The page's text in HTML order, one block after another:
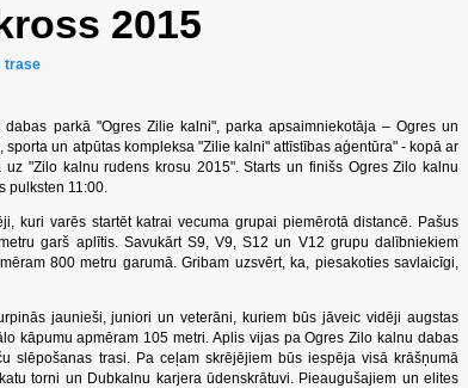
2015
trase
parkā "Ogres Zilie kalni", parka apsaimniekotāja – Ogres un
sporta un atpūtas kompleksa "Zilie kalni" attīstības aģentūra" - kopā ar
"Zilo kalnu rudens krosu 2015". Starts un finišs Ogres Zilo kalnu
pulksten 11:00.
kuri varēs startēt katrai vecuma grupai piemērotā distancē. Pašus
garš aplītis. Savukārt S9, V9, S12 un V12 grupu dalībniekiem
800 metru garumā. Gribam uzsvērt, ka, piesakoties savlaicīgi,
jaunieši, juniori un veterāni, kuriem būs jāveic vidēji augstas
kāpumu apmēram 105 metri. Aplis vijas pa Ogres Zilo kalnu dabas
slēpošanas trasi. Pa ceļam skrējējiem būs iespēja visā krāšņumā
torni un Dubkalnu karjera ūdenskrātuvi. Pieaugušajiem un elites